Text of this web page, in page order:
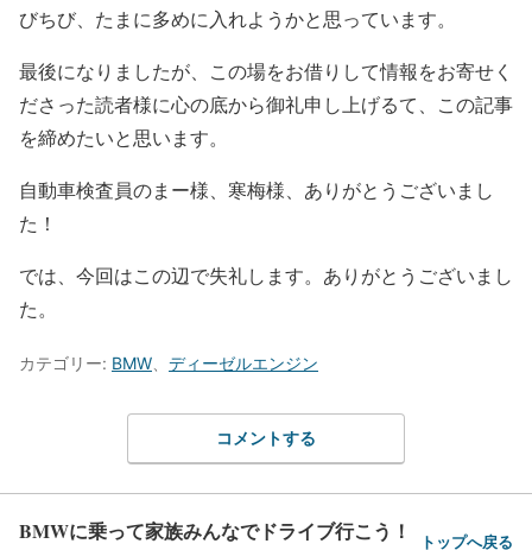
びちび、たまに多めに入れようかと思っています。
最後になりましたが、この場をお借りして情報をお寄せく
ださった読者様に心の底から御礼申し上げるて、この記事
を締めたいと思います。
自動車検査員のまー様、寒梅様、ありがとうございまし
た！
では、今回はこの辺で失礼します。ありがとうございまし
た。
カテゴリー: BMW ディーゼルエンジン
コメントする
BMWに乗って家族みんなでドライブ行こう！ トップへ戻る